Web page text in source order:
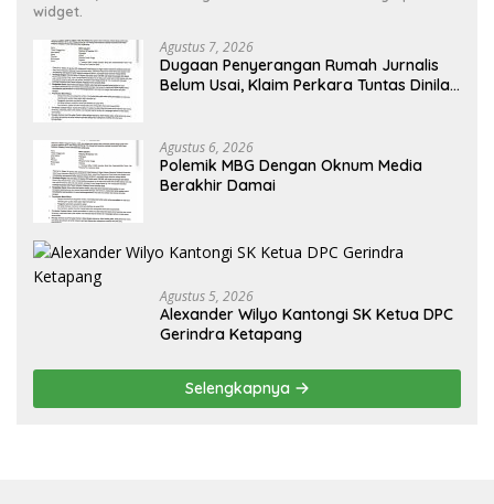
widget.
Agustus 7, 2026
Dugaan Penyerangan Rumah Jurnalis
Belum Usai, Klaim Perkara Tuntas Dinilai
Agustus 6, 2026
Polemik MBG Dengan Oknum Media
Berakhir Damai
Agustus 5, 2026
Alexander Wilyo Kantongi SK Ketua DPC
Gerindra Ketapang
Selengkapnya